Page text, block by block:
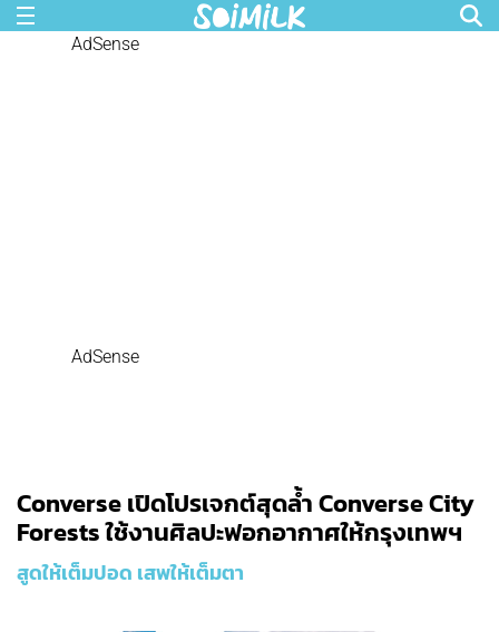
AdSense
AdSense
Converse เปิดโปรเจกต์สุดล้ำ Converse City
Forests ใช้งานศิลปะฟอกอากาศให้กรุงเทพฯ
สูดให้เต็มปอด เสพให้เต็มตา